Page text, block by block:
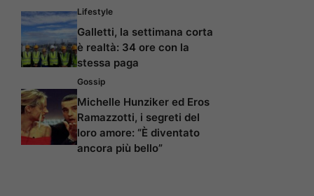
Lifestyle
Galletti, la settimana corta
è realtà: 34 ore con la
stessa paga
Gossip
Michelle Hunziker ed Eros
Ramazzotti, i segreti del
loro amore: “È diventato
ancora più bello”